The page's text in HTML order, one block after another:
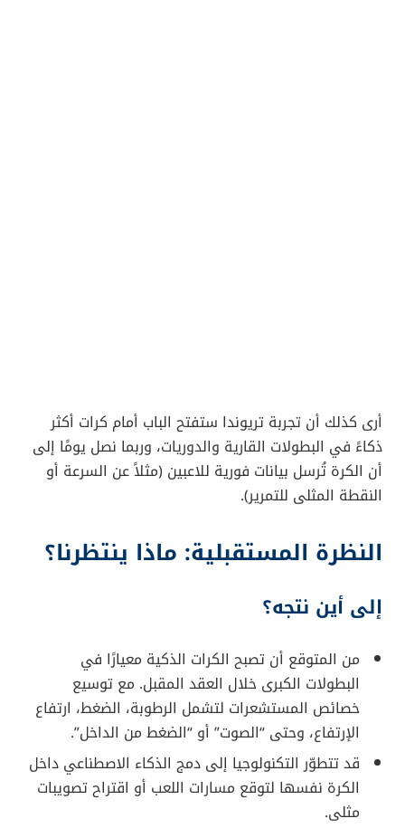
أرى كذلك أن تجربة تريوندا ستفتح الباب أمام كرات أكثر
ذكاءً في البطولات القارية والدوريات، وربما نصل يومًا إلى
أن الكرة تُرسل بيانات فورية للاعبين (مثلاً عن السرعة أو
النقطة المثلى للتمرير).
النظرة المستقبلية: ماذا ينتظرنا؟
إلى أين نتجه؟
من المتوقع أن تصبح الكرات الذكية معيارًا في
البطولات الكبرى خلال العقد المقبل. مع توسيع
خصائص المستشعرات لتشمل الرطوبة، الضغط، ارتفاع
الإرتفاع، وحتى “الصوت” أو “الضغط من الداخل”.
قد تتطوّر التكنولوجيا إلى دمج الذكاء الاصطناعي داخل
الكرة نفسها لتوقع مسارات اللعب أو اقتراح تصويبات
مثلى.